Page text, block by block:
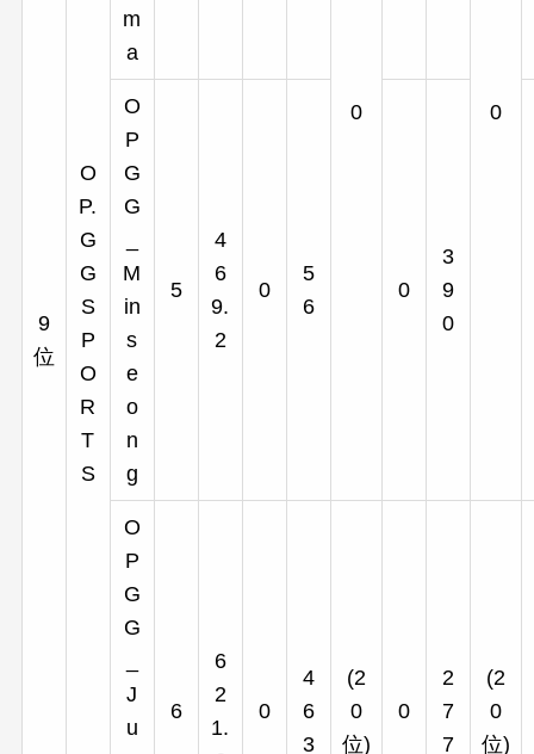
9
位
O
P.
G
G
S
P
O
R
T
S
m
a
0 0
O
P
G
G
M
in
s
e
o
n
g
5
4
6
9.
2
0
5
6
0
3
9
0
O
P
G
G
J
u
6
6
2
1.
0
4
6
3
(2
0
位)
0
2
7
7
(2
0
位)